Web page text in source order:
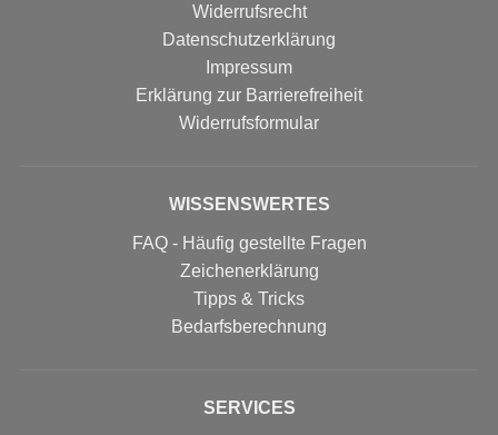
Widerrufsrecht
Datenschutzerklärung
Impressum
Erklärung zur Barrierefreiheit
Widerrufs­formular
WISSENSWERTES
FAQ - Häufig gestellte Fragen
Zeichenerklärung
Tipps & Tricks
Bedarfsberechnung
SERVICES